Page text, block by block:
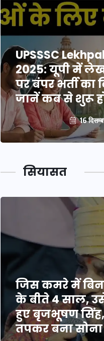
UPSSSC
2025: यूपी में
पर बंपर भर्ती का
जानें कब से शुरू
16
सियासत
जिस कमरे में
के बीते 4 साल,
हुए बृजभूषण
तपकर बना सोना